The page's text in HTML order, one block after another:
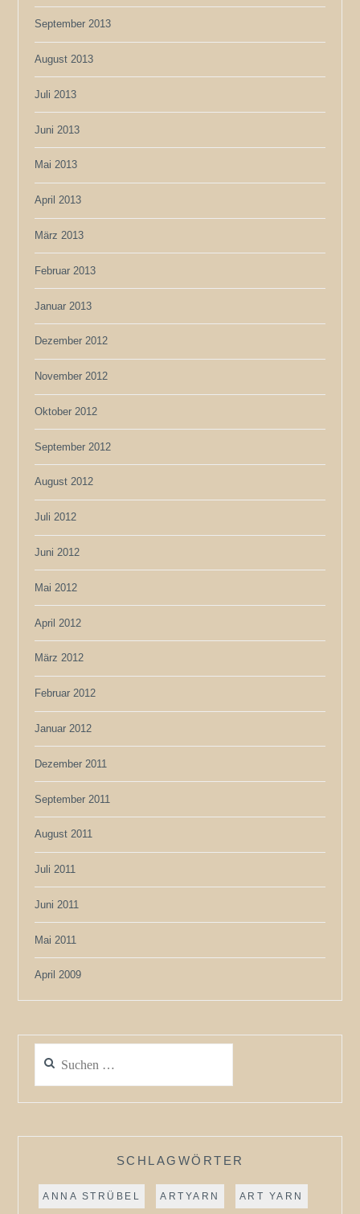
September 2013
August 2013
Juli 2013
Juni 2013
Mai 2013
April 2013
März 2013
Februar 2013
Januar 2013
Dezember 2012
November 2012
Oktober 2012
September 2012
August 2012
Juli 2012
Juni 2012
Mai 2012
April 2012
März 2012
Februar 2012
Januar 2012
Dezember 2011
September 2011
August 2011
Juli 2011
Juni 2011
Mai 2011
April 2009
nach:
SCHLAGWÖRTER
ANNA STRÜBEL ARTYARN ART YARN